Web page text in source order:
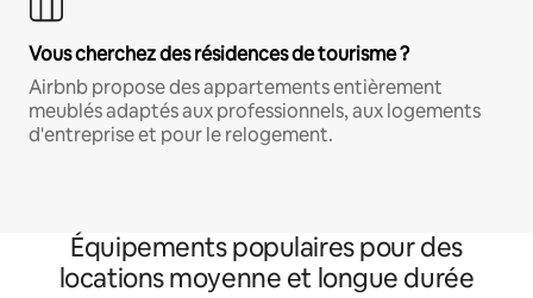
Vous cherchez des résidences de tourisme ?
Airbnb propose des appartements entièrement
meublés adaptés aux professionnels, aux logements
d'entreprise et pour le relogement.
Équipements populaires pour des
locations moyenne et longue durée